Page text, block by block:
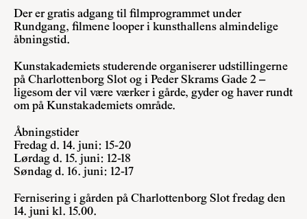
Der er gratis adgang til filmprogrammet under
Rundgang, filmene looper i kunsthallens almindelige
åbningstid.
Kunstakademiets studerende organiserer udstillingerne
på Charlottenborg Slot og i Peder Skrams Gade 2 –
ligesom der vil være værker i gårde, gyder og haver rundt
om på Kunstakademiets område.
Åbningstider
Fredag d. 14. juni: 15-20
Lørdag d. 15. juni: 12-18
Søndag d. 16. juni: 12-17
Fernisering i gården på Charlottenborg Slot fredag den
14. juni kl. 15.00.